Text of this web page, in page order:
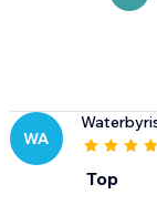
WA
Top